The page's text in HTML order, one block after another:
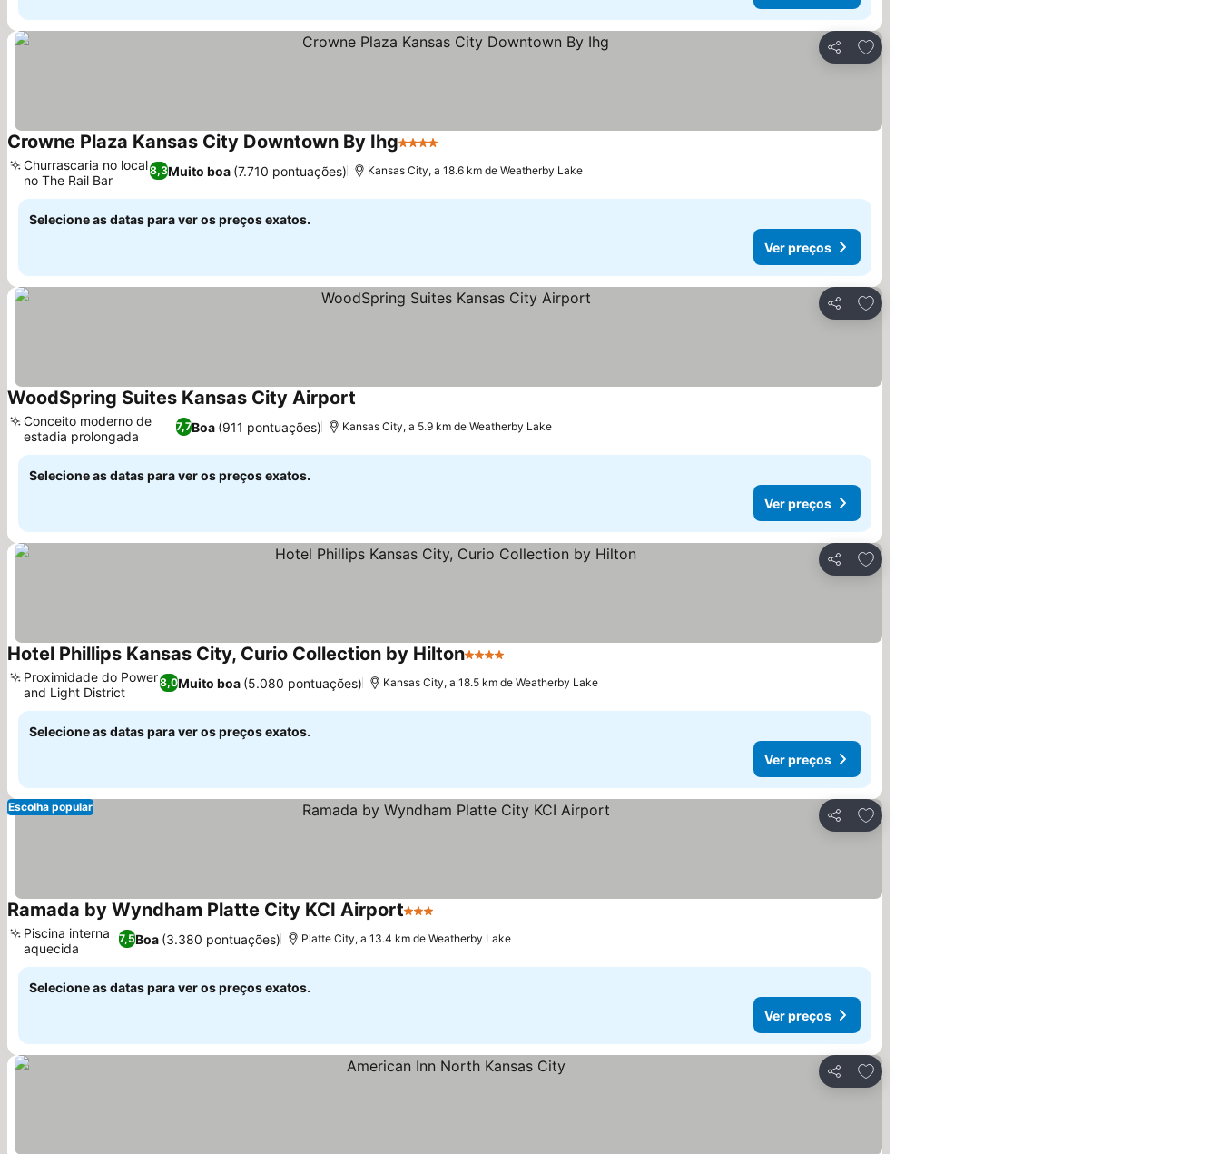
Partilhar
Adicionar aos favoritos
Crowne Plaza Kansas City Downtown By Ihg4 Estrelas
8,3Muito boa (7.710 pontuações)
Churrascaria no local
no The Rail Bar
Kansas City, a 18.6 km de Weatherby Lake
Selecione as datas para ver os preços exatos.
Ver preços
Partilhar
Adicionar aos favoritos
WoodSpring Suites Kansas City Airport
7,7Boa (911 pontuações)
Conceito moderno de
estadia prolongada
Kansas City, a 5.9 km de Weatherby Lake
Selecione as datas para ver os preços exatos.
Ver preços
Partilhar
Adicionar aos favoritos
Hotel Phillips Kansas City, Curio Collection by Hilton4 Estrelas
8,0Muito boa (5.080 pontuações)
Proximidade do Power
and Light District
Kansas City, a 18.5 km de Weatherby Lake
Selecione as datas para ver os preços exatos.
Ver preços
Partilhar
Adicionar aos favoritos
Escolha popular
Ramada by Wyndham Platte City KCI Airport3 Estrelas
7,5Boa (3.380 pontuações)
Piscina interna
aquecida
Platte City, a 13.4 km de Weatherby Lake
Selecione as datas para ver os preços exatos.
Ver preços
Partilhar
Adicionar aos favoritos